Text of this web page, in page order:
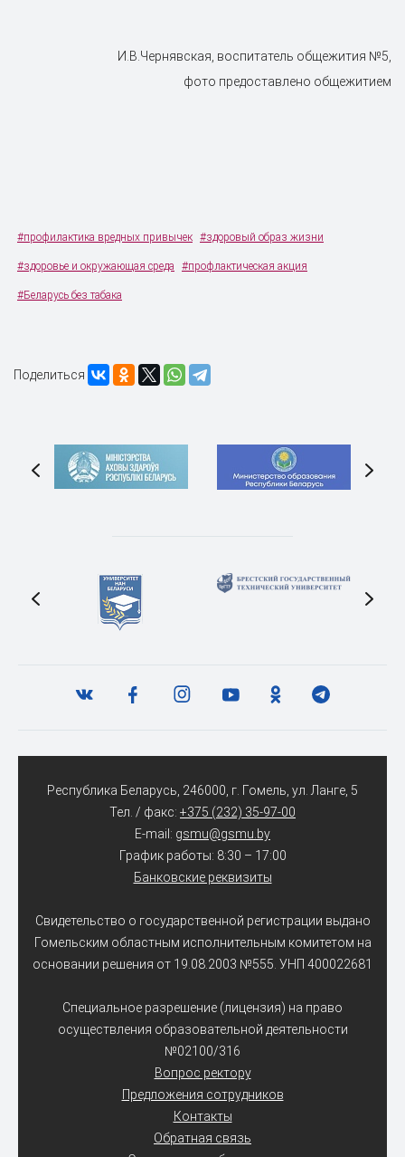
И.В.Чернявская, воспитатель общежития №5,
фото предоставлено общежитием
#профилактика вредных привычек #здоровый образ жизни
#здоровье и окружающая среда #профлактическая акция
#Беларусь без табака
Поделиться
Республика Беларусь, 246000, г. Гомель, ул. Ланге, 5
Тел. / факс: +375 (232) 35-97-00
E-mail: gsmu@gsmu.by
График работы: 8:30 – 17:00
Банковские реквизиты
Свидетельство о государственной регистрации выдано
Гомельским областным исполнительным комитетом на
основании решения от 19.08.2003 №555. УНП 400022681
Специальное разрешение (лицензия) на право
осуществления образовательной деятельности
№02100/316
Вопрос ректору
Предложения сотрудников
Контакты
Обратная связь